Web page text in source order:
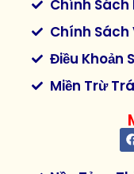
Chính Sách
Chính Sách
Điều Khoản
Miền Trừ